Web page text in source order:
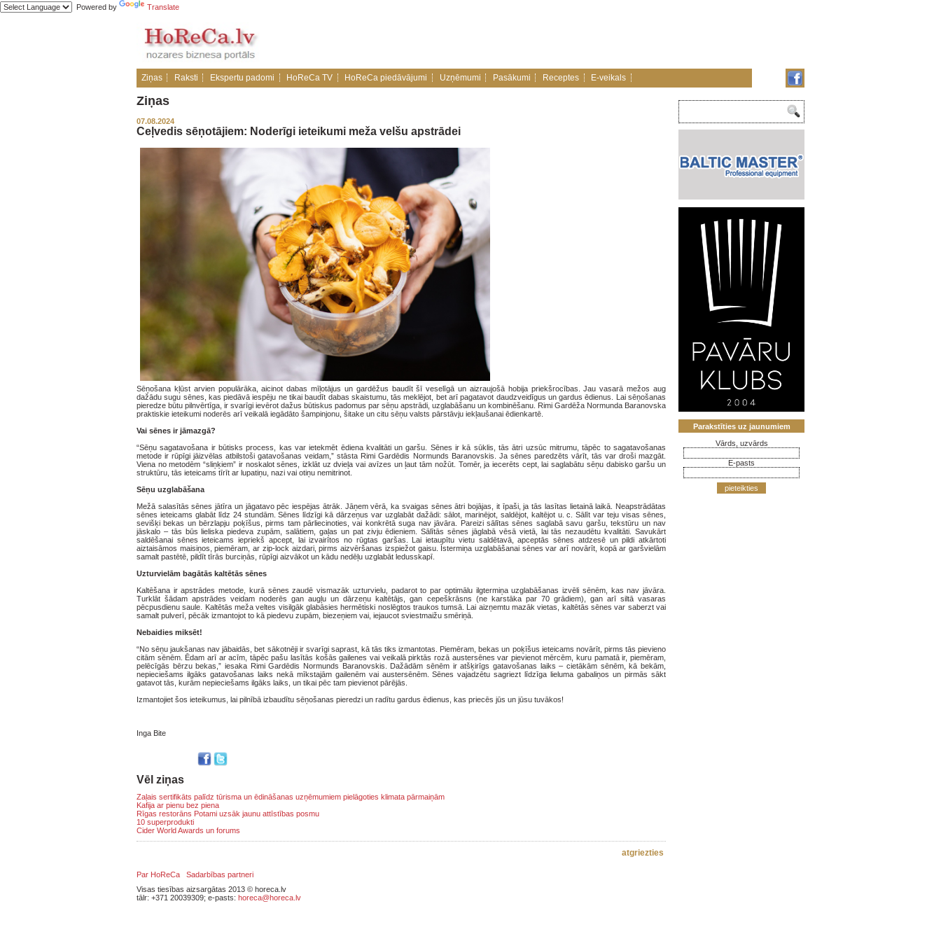
Powered by Translate
Ziņas Raksti Ekspertu padomi HoReCa TV HoReCa piedāvājumi Uzņēmumi Pasākumi Receptes E-veikals
Ziņas
07.08.2024
Ceļvedis sēņotājiem: Noderīgi ieteikumi meža velšu apstrādei
Sēņošana kļūst arvien populārāka, aicinot dabas mīļotājus un gardēžus baudīt šī veselīgā un aizraujošā hobija priekšrocības. Jau vasarā mežos aug
dažādu sugu sēnes, kas piedāvā iespēju ne tikai baudīt dabas skaistumu, tās meklējot, bet arī pagatavot daudzveidīgus un gardus ēdienus. Lai sēņošanas
pieredze būtu pilnvērtīga, ir svarīgi ievērot dažus būtiskus padomus par sēņu apstrādi, uzglabāšanu un kombinēšanu. Rimi Gardēža Normunda Baranovska
praktiskie ieteikumi noderēs arī veikalā iegādāto šampinjonu, šitake un citu sēņu valsts pārstāvju iekļaušanai ēdienkartē.
Vai sēnes ir jāmazgā?
“Sēņu sagatavošana ir būtisks process, kas var ietekmēt ēdiena kvalitāti un garšu. Sēnes ir kā sūklis, tās ātri uzsūc mitrumu, tāpēc to sagatavošanas
metode ir rūpīgi jāizvēlas atbilstoši gatavošanas veidam,” stāsta Rimi Gardēdis Normunds Baranovskis. Ja sēnes paredzēts vārīt, tās var droši mazgāt.
Viena no metodēm “sliņķiem” ir noskalot sēnes, izklāt uz dvieļa vai avīzes un ļaut tām nožūt. Tomēr, ja iecerēts cept, lai saglabātu sēņu dabisko garšu un
struktūru, tās ieteicams tīrīt ar lupatiņu, nazi vai otiņu nemitrinot.
Sēņu uzglabāšana
Mežā salasītās sēnes jātīra un jāgatavo pēc iespējas ātrāk. Jāņem vērā, ka svaigas sēnes ātri bojājas, it īpaši, ja tās lasītas lietainā laikā. Neapstrādātas
sēnes ieteicams glabāt līdz 24 stundām. Sēnes līdzīgi kā dārzeņus var uzglabāt dažādi: sālot, marinējot, saldējot, kaltējot u. c. Sālīt var teju visas sēnes,
sevišķi bekas un bērzlapju poķīšus, pirms tam pārliecinoties, vai konkrētā suga nav jāvāra. Pareizi sālītas sēnes saglabā savu garšu, tekstūru un nav
jāskalo – tās būs lieliska piedeva zupām, salātiem, gaļas un pat zivju ēdieniem. Sālītās sēnes jāglabā vēsā vietā, lai tās nezaudētu kvalitāti. Savukārt
saldēšanai sēnes ieteicams iepriekš apcept, lai izvairītos no rūgtas garšas. Lai ietaupītu vietu saldētavā, apceptās sēnes atdzesē un pildi atkārtoti
aiztaisāmos maisiņos, piemēram, ar zip-lock aizdari, pirms aizvēršanas izspiežot gaisu. Īstermiņa uzglabāšanai sēnes var arī novārīt, kopā ar garšvielām
samalt pastētē, pildīt tīrās burciņās, rūpīgi aizvākot un kādu nedēļu uzglabāt ledusskapī.
Uzturvielām bagātās kaltētās sēnes
Kaltēšana ir apstrādes metode, kurā sēnes zaudē vismazāk uzturvielu, padarot to par optimālu ilgtermiņa uzglabāšanas izvēli sēnēm, kas nav jāvāra.
Turklāt šādam apstrādes veidam noderēs gan augļu un dārzeņu kaltētājs, gan cepeškrāsns (ne karstāka par 70 grādiem), gan arī siltā vasaras
pēcpusdienu saule. Kaltētās meža veltes visilgāk glabāsies hermētiski noslēgtos traukos tumsā. Lai aizņemtu mazāk vietas, kaltētās sēnes var saberzt vai
samalt pulverī, pēcāk izmantojot to kā piedevu zupām, biezeņiem vai, iejaucot sviestmaižu smēriņā.
Nebaidies miksēt!
“No sēņu jaukšanas nav jābaidās, bet sākotnēji ir svarīgi saprast, kā tās tiks izmantotas. Piemēram, bekas un poķīšus ieteicams novārīt, pirms tās pievieno
citām sēnēm. Ēdam arī ar acīm, tāpēc pašu lasītās košās gailenes vai veikalā pirktās rozā austersēnes var pievienot mērcēm, kuru pamatā ir, piemēram,
pelēcīgās bērzu bekas,” iesaka Rimi Gardēdis Normunds Baranovskis. Dažādām sēnēm ir atšķirīgs gatavošanas laiks – cietākām sēnēm, kā bekām,
nepieciešams ilgāks gatavošanas laiks nekā mīkstajām gailenēm vai austersēnēm. Sēnes vajadzētu sagriezt līdzīga lieluma gabaliņos un pirmās sākt
gatavot tās, kurām nepieciešams ilgāks laiks, un tikai pēc tam pievienot pārējās.
Izmantojiet šos ieteikumus, lai pilnībā izbaudītu sēņošanas pieredzi un radītu gardus ēdienus, kas priecēs jūs un jūsu tuvākos!
Inga Bite
Vēl ziņas
Zaļais sertifikāts palīdz tūrisma un ēdināšanas uzņēmumiem pielāgoties klimata pārmaiņām
Kafija ar pienu bez piena
Rīgas restorāns Potami uzsāk jaunu attīstības posmu
10 superprodukti
Cider World Awards un forums
atgriezties
Parakstīties uz jaunumiem
Vārds, uzvārds
E-pasts
pieteikties
Par HoReCa
Sadarbības partneri
Visas tiesības aizsargātas 2013 © horeca.lv
tālr: +371 20039309; e-pasts: horeca@horeca.lv